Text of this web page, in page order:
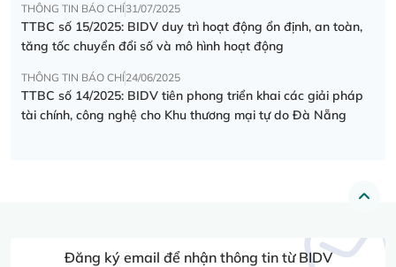
THÔNG TIN BÁO CHÍ31/07/2025
TTBC số 15/2025: BIDV duy trì hoạt động ổn định, an toàn,
tăng tốc chuyển đổi số và mô hình hoạt động
THÔNG TIN BÁO CHÍ24/06/2025
TTBC số 14/2025: BIDV tiên phong triển khai các giải pháp
tài chính, công nghệ cho Khu thương mại tự do Đà Nẵng
Đăng ký email để nhận thông tin từ BIDV